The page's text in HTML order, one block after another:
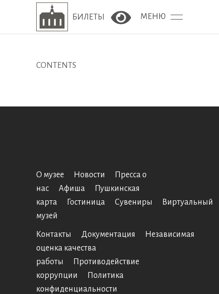
БИЛЕТЫ Версия сайта для
МЕНЮ
CONTENTS
О музее Новости
Пресса о
нас
Афиша
Пушкинская
карта
Гостиница Сувениры
Виртуальный
музей
Контакты Документация
Независимая
оценка качества
работы
Противодействие
коррупции
Политика
конфиденциальности